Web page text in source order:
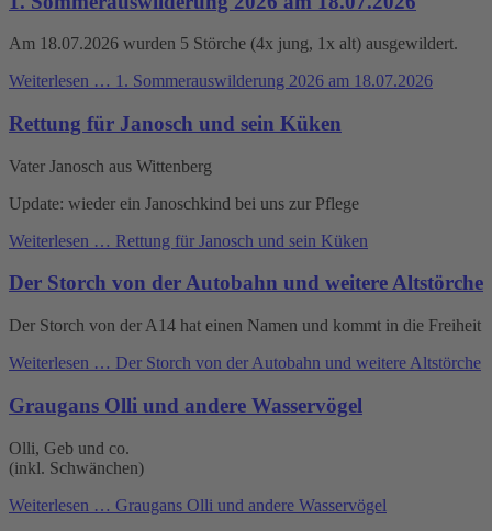
Am 18.07.2026 wurden 5 Störche (4x jung, 1x alt) ausgewildert.
Weiterlesen … 1. Sommerauswilderung 2026 am 18.07.2026
Rettung für Janosch und sein Küken
Vater Janosch aus Wittenberg
Update: wieder ein Janoschkind bei uns zur Pflege
Weiterlesen … Rettung für Janosch und sein Küken
Der Storch von der Autobahn und weitere Altstörche
Der Storch von der A14 hat einen Namen und kommt in die Freiheit
Weiterlesen … Der Storch von der Autobahn und weitere Altstörche
Graugans Olli und andere Wasservögel
Olli, Geb und co.
(inkl. Schwänchen)
Weiterlesen … Graugans Olli und andere Wasservögel